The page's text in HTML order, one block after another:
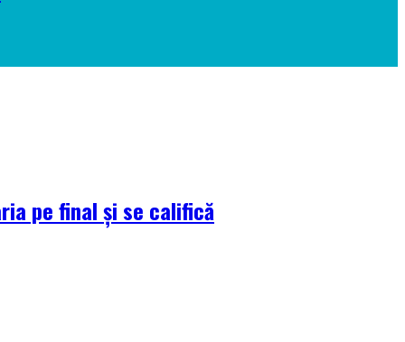
pe final și se califică